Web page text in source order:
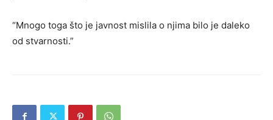
“Mnogo toga što je javnost mislila o njima bilo je daleko
od stvarnosti.”